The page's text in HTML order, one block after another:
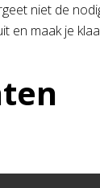
niet de
en maak je